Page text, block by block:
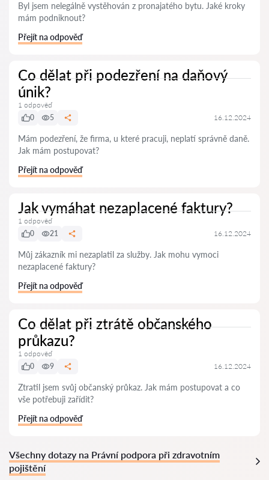
Byl jsem nelegálně vystěhován z pronajatého bytu. Jaké kroky
mám podniknout?
Přejít na odpověď
Co dělat při podezření na daňový
únik?
1 odpověď
0
5 16.12.2024
Mám podezření, že firma, u které pracuji, neplatí správně daně.
Jak mám postupovat?
Přejít na odpověď
Jak vymáhat nezaplacené faktury?
1 odpověď
0
21 16.12.2024
Můj zákazník mi nezaplatil za služby. Jak mohu vymoci
nezaplacené faktury?
Přejít na odpověď
Co dělat při ztrátě občanského
průkazu?
1 odpověď
0
9 16.12.2024
Ztratil jsem svůj občanský průkaz. Jak mám postupovat a co
vše potřebuji zařídit?
Přejít na odpověď
Všechny dotazy na Právní podpora při zdravotním
pojištění